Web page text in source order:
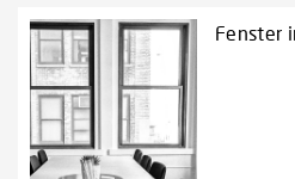
Fenster